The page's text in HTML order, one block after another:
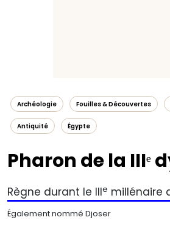
Archéologie Fouilles & Découvertes
Antiquité Égypte
Pharon de la IIIᵉ
Règne durant le IIIe millénaire
Également nommé Djoser